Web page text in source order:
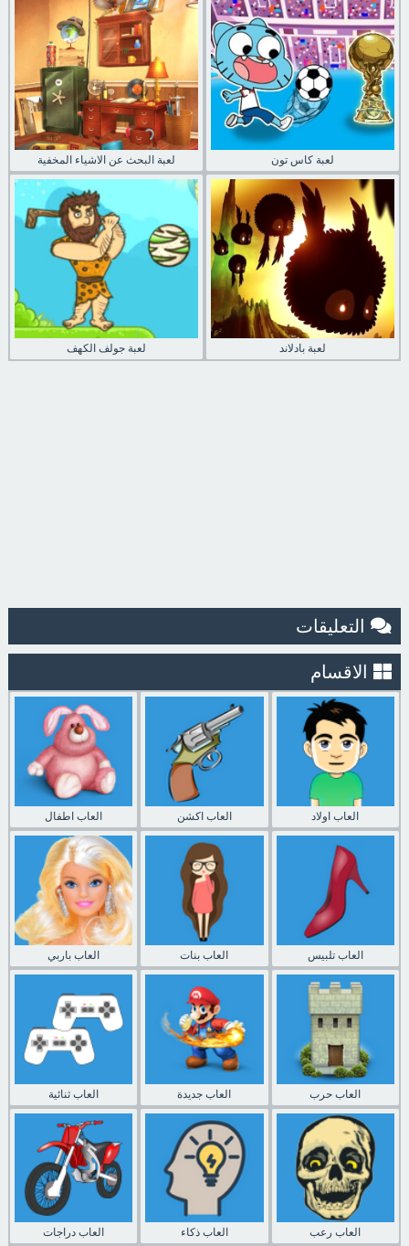
لعبة البحث عن الاشياء المخفية لعبة كاس تون
لعبة جولف الكهف لعبة بادلاند
التعليقات
الاقسام
العاب اطفال العاب اكشن العاب اولاد
العاب باربي العاب بنات العاب تلبيس
العاب ثنائية العاب جديدة العاب حرب
العاب دراجات العاب ذكاء العاب رعب